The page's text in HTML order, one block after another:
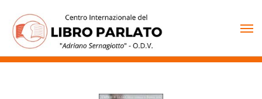
contenuto